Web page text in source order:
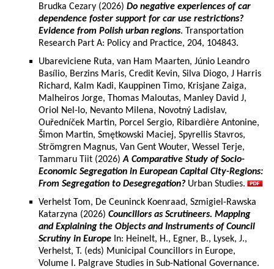
Brudka Cezary (2026) Do negative experiences of car
dependence foster support for car use restrictions?
Evidence from Polish urban regions. Transportation
Research Part A: Policy and Practice, 204, 104843.
Ubareviciene Ruta, van Ham Maarten, Júnio Leandro
Basílio, Berzins Maris, Credit Kevin, Silva Diogo, J Harris
Richard, Kalm Kadi, Kauppinen Timo, Krisjane Zaiga,
Malheiros Jorge, Thomas Maloutas, Manley David J,
Oriol Nel-lo, Nevanto Milena, Novotný Ladislav,
Ouředníček Martin, Porcel Sergio, Ribardière Antonine,
Šimon Martin, Smętkowski Maciej, Spyrellis Stavros,
Strömgren Magnus, Van Gent Wouter, Wessel Terje,
Tammaru Tiit (2026)A Comparative Study of Socio-
Economic Segregation in European Capital City-Regions:
From Segregation to Desegregation? Urban Studies.
Verhelst Tom, De Ceuninck Koenraad, Szmigiel-Rawska
Katarzyna (2026) Councillors as Scrutineers. Mapping
and Explaining the Objects and Instruments of Council
Scrutiny in Europe In: Heinelt, H., Egner, B., Lysek, J.,
Verhelst, T. (eds) Municipal Councillors in Europe,
Volume I. Palgrave Studies in Sub-National Governance.